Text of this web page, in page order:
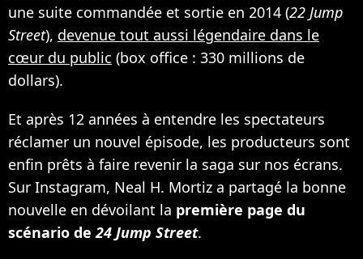
une suite commandée et sortie en 2014 (22 Jump
Street), devenue tout aussi légendaire dans le
cœur du public (box office : 330 millions de
dollars).
Et après 12 années à entendre les spectateurs
réclamer un nouvel épisode, les producteurs sont
enfin prêts à faire revenir la saga sur nos écrans.
Sur Instagram, Neal H. Mortiz a partagé la bonne
nouvelle en dévoilant la première page du
scénario de24 Jump Street.